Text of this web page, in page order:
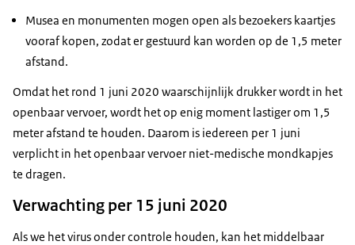
Musea en monumenten mogen open als bezoekers kaartjes
vooraf kopen, zodat er gestuurd kan worden op de 1,5 meter
afstand.
Omdat het rond 1 juni 2020 waarschijnlijk drukker wordt in het
openbaar vervoer, wordt het op enig moment lastiger om 1,5
meter afstand te houden. Daarom is iedereen per 1 juni
verplicht in het openbaar vervoer niet-medische mondkapjes
te dragen.
Verwachting per 15 juni 2020
Als we het virus onder controle houden, kan het middelbaar